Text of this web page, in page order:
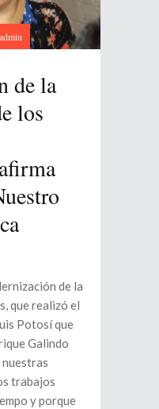
de la
los
de la
que realizó el
Potosí que
Galindo
trabajos
y porque